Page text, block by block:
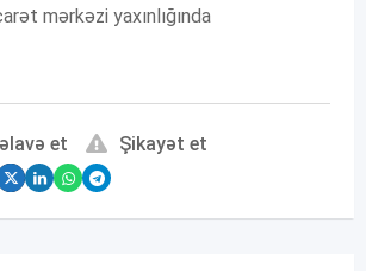
mərkəzi yaxınlığında
et
Şikayət et